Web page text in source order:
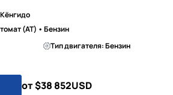
(AT) • Бензин
Тип двигателя: Бензин
от $38 852USD